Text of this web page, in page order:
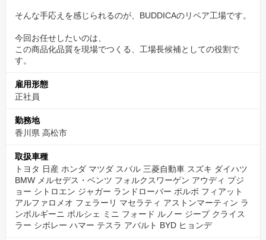
●品質を落とさず、どう販売までのスピードを上げるか
こうした判断をしながら、
BUDDICAの商品化品質を支える工場をつくっていただきます。
「自分で直せる職人」から、
商品車加修だからこそ、品質とスピードのバランスが
大切です
BUDDICAが扱うのは、次のお客様へ届ける販売前車両です。
そんな手応えを感じられるのが、BUDDICAのリペア工場です。
今回お任せしたいのは、
この商品化品質を現場でつくる、工場長候補としての役割で
す。
雇用形態
正社員
勤務地
香川県 高松市
取扱車種
トヨタ 日産 ホンダ マツダ スバル 三菱自動車 スズキ ダイハツ
BMW メルセデス・ベンツ フォルクスワーゲン アウディ プジ
ョー シトロエン ジャガー ランドローバー ボルボ フィアット
アルファロメオ フェラーリ マセラティ アストンマーティン ラ
ンボルギーニ ポルシェ ミニ フォード ルノー ジープ クライス
ラー シボレー ハマー テスラ アバルト BYD ヒョンデ